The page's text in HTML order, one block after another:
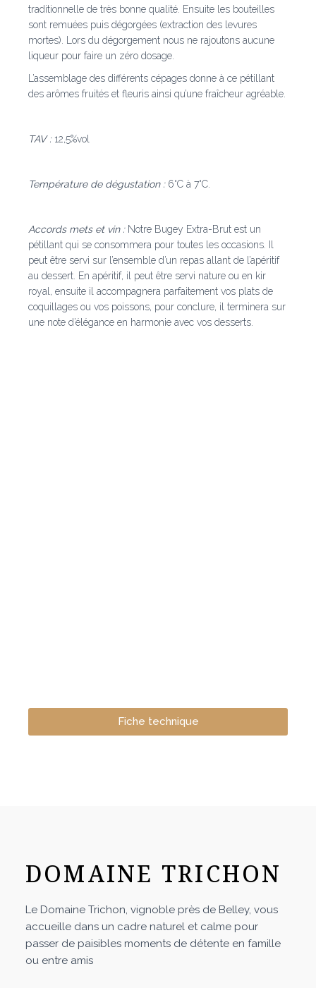
traditionnelle de très bonne qualité. Ensuite les bouteilles
sont remuées puis dégorgées (extraction des levures
mortes). Lors du dégorgement nous ne rajoutons aucune
liqueur pour faire un zéro dosage.
L’assemblage des différents cépages donne à ce pétillant
des arômes fruités et fleuris ainsi qu’une fraîcheur agréable.
TAV : 12,5%vol
Température de dégustation :6°C à 7°C.
Accords mets et vin : Notre Bugey Extra-Brut est un
pétillant qui se consommera pour toutes les occasions. Il
peut être servi sur l’ensemble d’un repas allant de l’apéritif
au dessert. En apéritif, il peut être servi nature ou en kir
royal, ensuite il accompagnera parfaitement vos plats de
coquillages ou vos poissons, pour conclure, il terminera sur
une note d’élégance en harmonie avec vos desserts.
Fiche technique
DOMAINE TRICHON
Le Domaine Trichon, vignoble près de Belley, vous
accueille dans un cadre naturel et calme pour
passer de paisibles moments de détente en famille
ou entre amis